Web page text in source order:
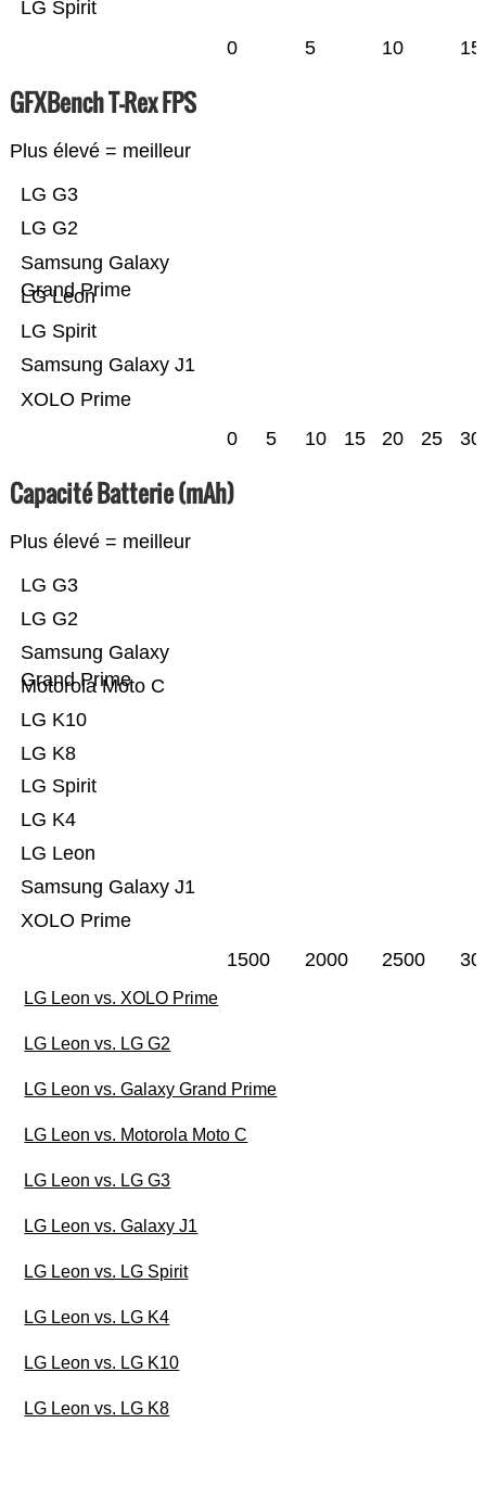
LG Spirit
0 5 10 15
GFXBench T-Rex FPS
Plus élevé = meilleur
XOLO Prime
Samsung Galaxy J1
LG Spirit
LG Leon
Samsung Galaxy
Grand Prime
LG G2
LG G3
0 5 10 15 20 25 30
Capacité Batterie (mAh)
Plus élevé = meilleur
XOLO Prime
Samsung Galaxy J1
LG Leon
LG K4
LG Spirit
LG K8
LG K10
Motorola Moto C
Samsung Galaxy
Grand Prime
LG G2
LG G3
1500 2000 2500
LG Leon vs. XOLO Prime
LG Leon vs. LG G2
LG Leon vs. Galaxy Grand Prime
LG Leon vs. Motorola Moto C
LG Leon vs. LG G3
LG Leon vs. Galaxy J1
LG Leon vs. LG Spirit
LG Leon vs. LG K4
LG Leon vs. LG K10
LG Leon vs. LG K8